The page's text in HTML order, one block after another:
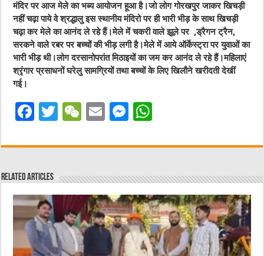
मंदिर पर आज मेले का भब्य आयोजन हूआ है।जो लोग गोरखपुर जाकर खिचड़ी
नहीं चढ़ा पाये वे श्रद्धालु इस स्थानीय मंदिरो पर ही भारी भीड़ के साथ खिचड़ी
चढ़ा कर मेले का आनंद ले रहे हैं।मेले में चकरी वाले झूले पर ,ड्रैगन ट्रैन,
सरकने वाले रबर पर बच्चों की भीड़ लगी है।मेले में आये ऑर्केस्ट्रा पर युवाओं का
भारी भीड़ थी।लोग दरसानोपरांत मिठाइयों का जम कर आनंद ले रहे हैं।महिलाएं
श्रृंगार प्रसाधनों घरेलु सामग्रियों तथा बच्चों के लिए खिलौने खरीदती देखीं
गई।
F
c
e
b
o
o
k
T
it
r
W
C
at
E
ai
M
ss
n
g
er
at
A
p
p
Related Articles